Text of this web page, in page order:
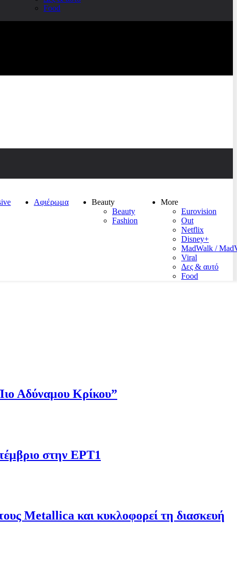
Food
Αφιέρωμα
Beauty
Beauty
Fashion
More
Eurovision
Out
Netflix
Disney+
MadWalk /
Viral
Δες & αυτό
Food
Αδύναμου Κρίκου”
στην ΕΡΤ1
Metallica και κυκλοφορεί τη διασκευή